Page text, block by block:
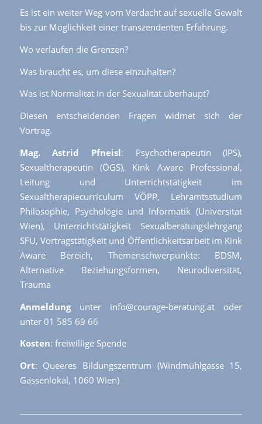
Es ist ein weiter Weg vom Verdacht auf sexuelle Gewalt
bis zur Möglichkeit einer transzendenten Erfahrung.
Wo verlaufen die Grenzen?
Was braucht es, um diese einzuhalten?
Was ist Normalität in der Sexualität überhaupt?
Diesen entscheidenden Fragen widmet sich der
Vortrag.
Mag. Astrid Pfneisl: Psychotherapeutin (IPS),
Sexualtherapeutin (ÖGS), Kink Aware Professional,
Leitung und Unterrichtstätigkeit im
Sexualtherapiecurriculum VÖPP, Lehramtsstudium
Philosophie, Psychologie und Informatik (Universität
Wien), Unterrichtstätigkeit Sexualberatungslehrgang
SFU, Vortragstätigkeit und Öffentlichkeitsarbeit im Kink
Aware Bereich, Themenschwerpunkte: BDSM,
Alternative Beziehungsformen, Neurodiversität,
Trauma
Anmeldung unter info@courage-beratung.at oder
unter 01 585 69 66
Kosten: freiwillige Spende
Ort: Queeres Bildungszentrum (Windmühlgasse 15,
Gassenlokal, 1060 Wien)